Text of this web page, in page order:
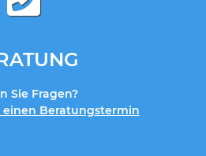
Sie Fragen?
einen Beratungstermin